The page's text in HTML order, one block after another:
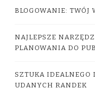
BLOGOWANIE: TWÓJ
NAJLEPSZE
PLANOWANIA DO
SZTUKA IDEALNEGO
UDANYCH RANDEK